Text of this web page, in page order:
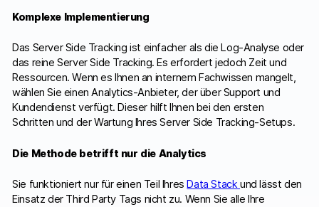
Komplexe Implementierung
Das Server Side Tracking ist einfacher als die Log-Analyse oder
das reine Server Side Tracking. Es erfordert jedoch Zeit und
Ressourcen. Wenn es Ihnen an internem Fachwissen mangelt,
wählen Sie einen Analytics-Anbieter, der über Support und
Kundendienst verfügt. Dieser hilft Ihnen bei den ersten
Schritten und der Wartung Ihres Server Side Tracking-Setups.
Die Methode betrifft nur die Analytics
Sie funktioniert nur für einen Teil IhresData Stackund lässt den
Einsatz der Third Party Tags nicht zu. Wenn Sie alle Ihre